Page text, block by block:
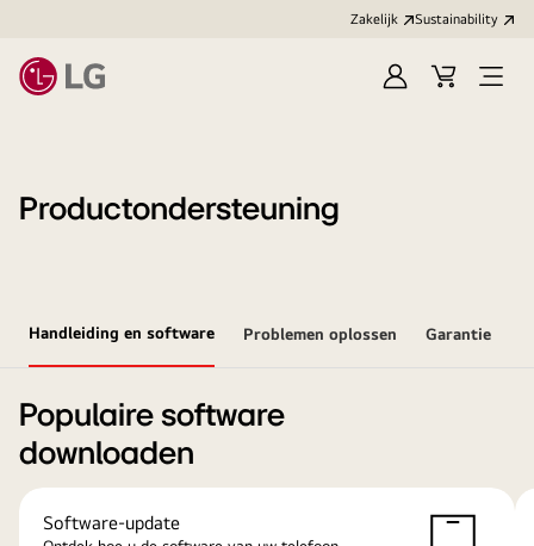
Zakelijk Sustainability
Aanmelden Open
Productondersteuning
Handleiding en software Problemen oplossen Garantie
Populaire software
downloaden
Software-update